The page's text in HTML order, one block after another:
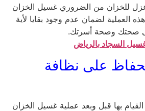
عزل للخزان من الضروري غسيل الخزان
العملية لضمان عدم وجود بقايا لأية
صحتك وصحة أسرتك.
السجاد بالرياض
على نظافة
بها قبل وبعد عملية غسيل الخزان